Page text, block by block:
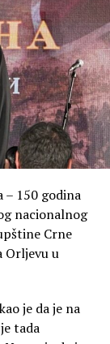
– 150 godina
nacionalnog
Crne
Orljevu u
je da je na
tada